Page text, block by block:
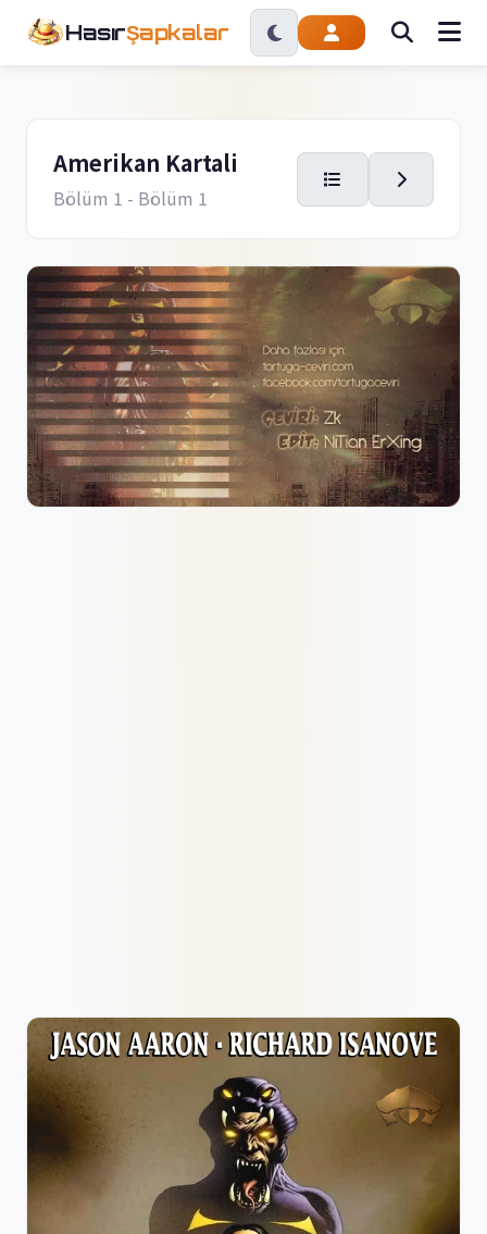
HasırŞapkalar
Amerikan Kartali
Bölüm 1 - Bölüm 1